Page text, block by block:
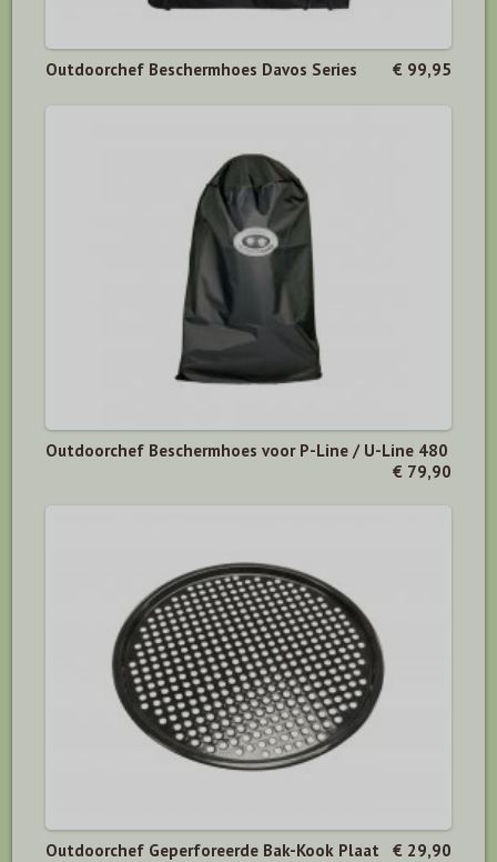
Outdoorchef Beschermhoes Davos Series € 99,95
Outdoorchef Beschermhoes voor P-Line / U-Line 480
€ 79,90
Outdoorchef Geperforeerde Bak-Kook Plaat € 29,90